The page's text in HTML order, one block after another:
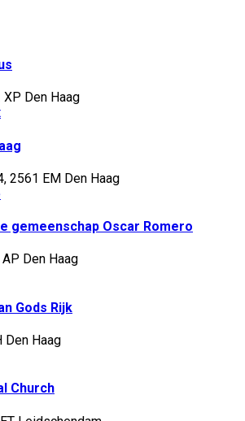
Den Haag
2561 EM Den Haag
gemeenschap Oscar Romero
Den Haag
Gods Rijk
Den Haag
Church